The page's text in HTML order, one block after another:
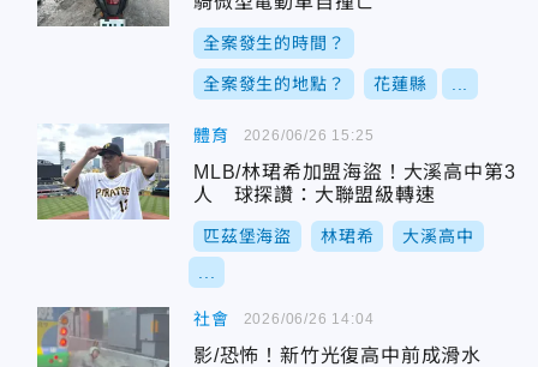
全案發生的時間？
全案發生的地點？ 花蓮縣
體育
MLB/林珺希加盟海盜！大溪高中第3
人 球探讚：大聯盟級轉速
匹茲堡海盜 林珺希 大溪高中
2026/06/26 15:25
社會
影/恐怖！新竹光復高中前成滑水
2026/06/26 14:04